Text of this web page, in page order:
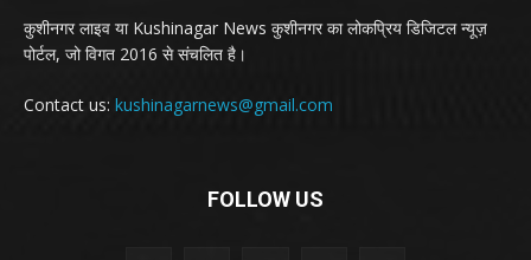
कुशीनगर लाइव या Kushinagar News कुशीनगर का लोकप्रिय डिजिटल न्यूज़
पोर्टल, जो विगत 2016 से संचलित है।
Contact us: kushinagarnews@gmail.com
FOLLOW US